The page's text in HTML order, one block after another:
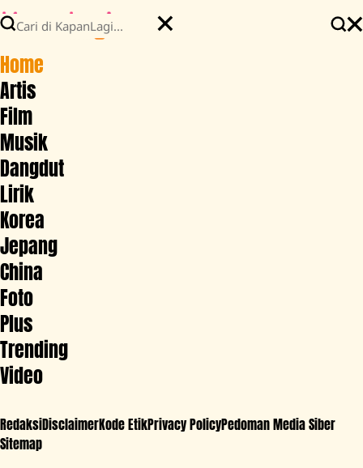
Home
Artis
Film
Musik
Dangdut
Lirik
Korea
Jepang
China
Foto
Plus
Trending
Video
RedaksiDisclaimerKode EtikPrivacy PolicyPedoman Media Siber
Sitemap